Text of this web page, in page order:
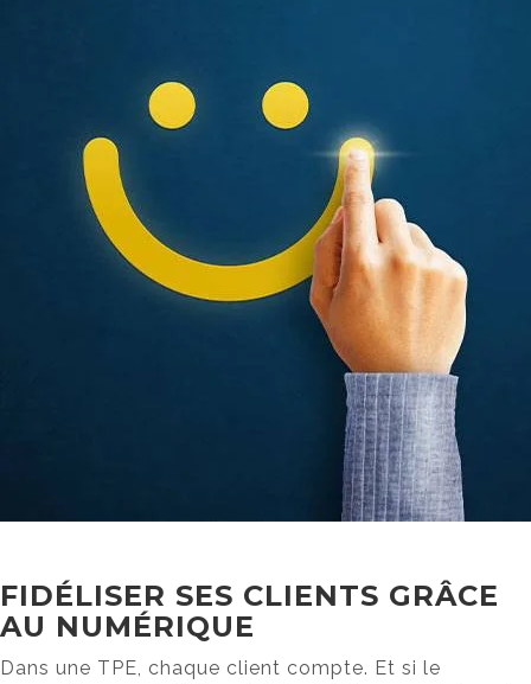
FIDÉLISER SES CLIENTS GRÂCE
AU NUMÉRIQUE
Dans une TPE, chaque client compte. Et si le